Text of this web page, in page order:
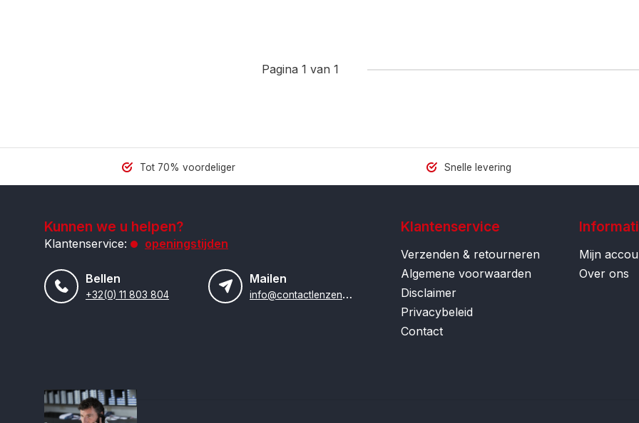
Pagina 1 van 1
Tot 70% voordeliger Snelle levering
Kunnen we u helpen?
Klantenservice: openingstijden
Bellen
+32(0) 11 803 804
Mailen
i
nfo@contactlenzenonline.be
Klantenservice
Verzenden & retourneren
Algemene voorwaarden
Disclaimer
Privacybeleid
Contact
Mijn
Over ons